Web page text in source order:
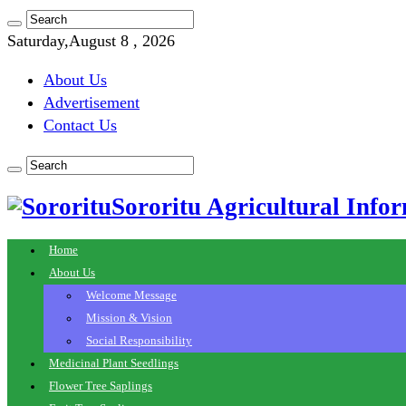
Saturday,August 8 , 2026
About Us
Advertisement
Contact Us
Sororitu Agricultural
Home
About Us
Welcome Message
Mission & Vision
Social Responsibility
Medicinal Plant Seedlings
Flower Tree Saplings